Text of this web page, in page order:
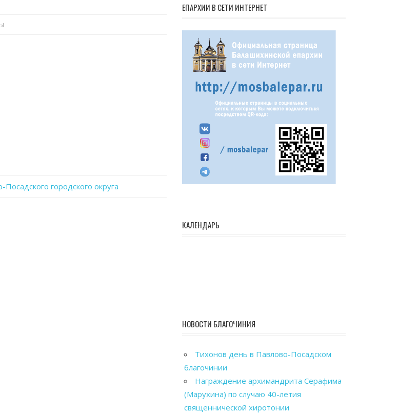
городского округа
ЕПАРХИИ В СЕТИ ИНТЕРНЕТ
КАЛЕНДАРЬ
НОВОСТИ БЛАГОЧИНИЯ
Тихонов день в Павлово-Посадском
благочинии
Награждение архимандрита Серафима
(Марухина) по случаю 40-летия
священнической хиротонии